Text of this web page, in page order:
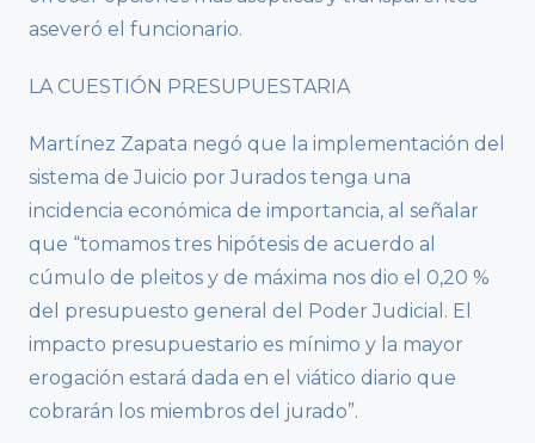
aseveró el funcionario.
LA CUESTIÓN PRESUPUESTARIA
Martínez Zapata negó que la implementación del
sistema de Juicio por Jurados tenga una
incidencia económica de importancia, al señalar
que “tomamos tres hipótesis de acuerdo al
cúmulo de pleitos y de máxima nos dio el 0,20 %
del presupuesto general del Poder Judicial. El
impacto presupuestario es mínimo y la mayor
erogación estará dada en el viático diario que
cobrarán los miembros del jurado”.